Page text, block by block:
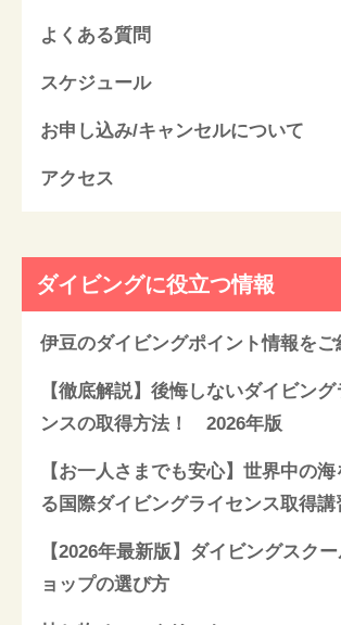
よくある質問
スケジュール
お申し込み/キャンセルについて
アクセス
ダイビングに役立つ情報
伊豆のダイビングポイント情報をご
【徹底解説】後悔しないダイビング
ンスの取得方法！ 2026年版
【お一人さまでも安心】世界中の
る国際ダイビングライセンス取得講
【2026年最新版】ダイビングスク
ョップの選び方